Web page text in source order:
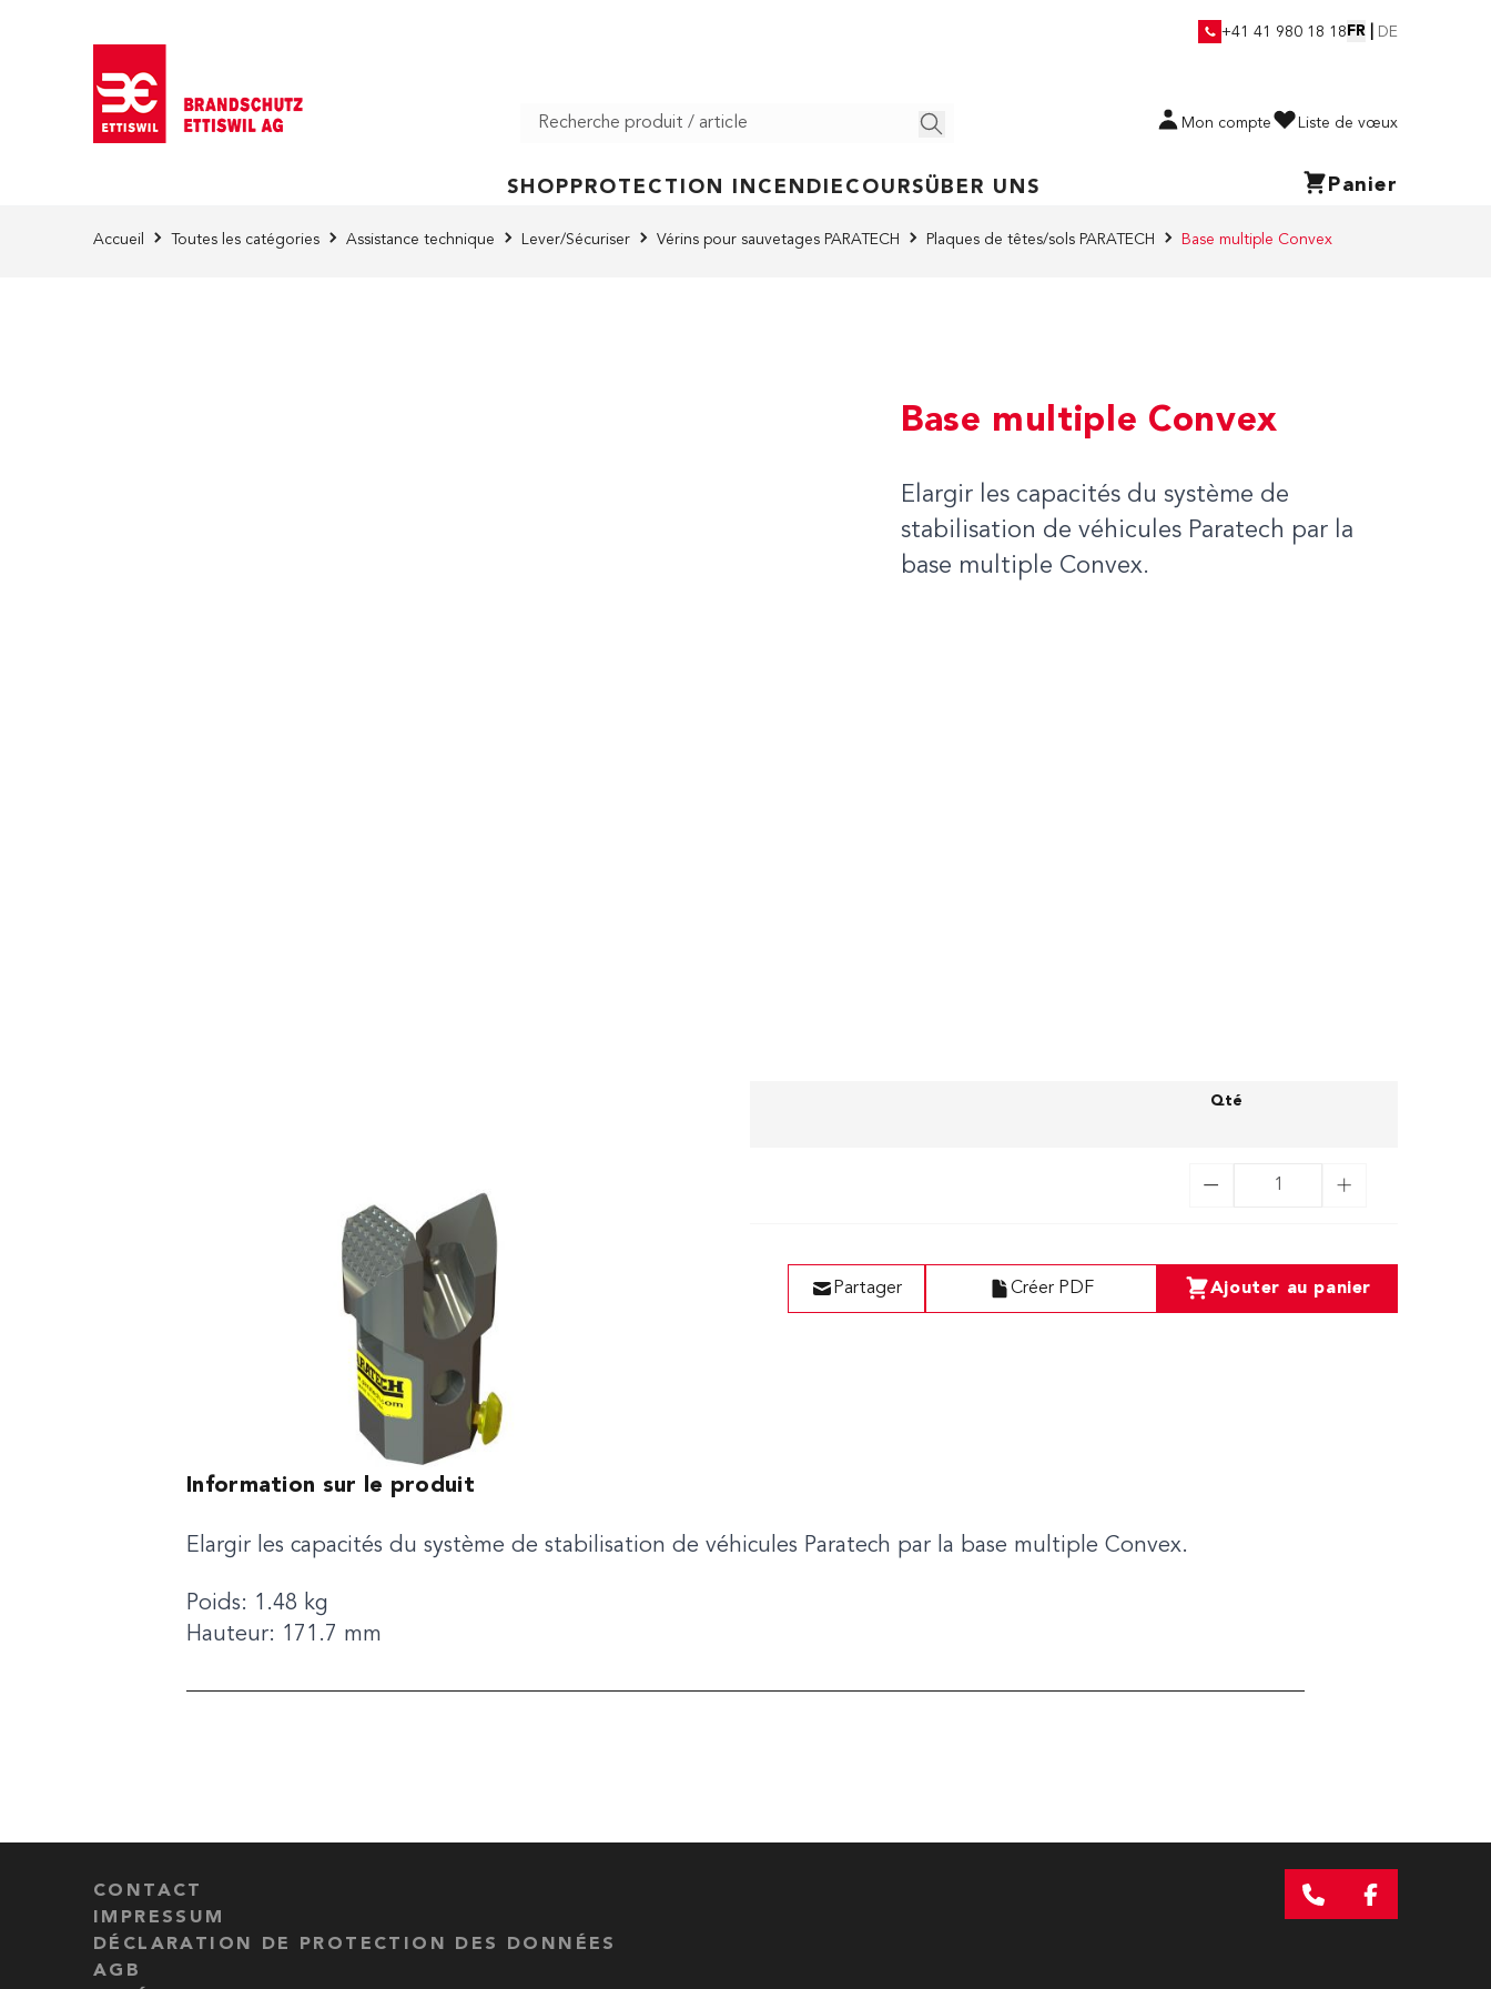
+41 41 980 18 18 FR DE
Mon compte Liste de vœux
SHOP PROTECTION INCENDIE COURSÜBER UNS Panier
Accueil Toutes les catégories Assistance technique Lever/Sécuriser Vérins pour sauvetages PARATECH Plaques de têtes/sols PARATECH Base multiple Convex
Base multiple Convex
Elargir les capacités du système de
stabilisation de véhicules Paratech par la
base multiple Convex.
Qté
Ajouter au panier
Créer PDF
Partager
Information sur le produit
Elargir les capacités du système de stabilisation de véhicules Paratech par la base multiple Convex.
Poids: 1.48 kg
Hauteur: 171.7 mm
CONTACT
IMPRESSUM
DÉCLARATION DE PROTECTION DES DONNÉES
AGB